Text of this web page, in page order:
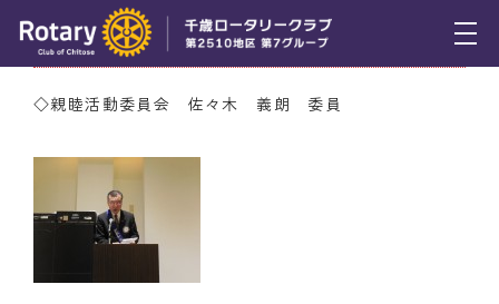
トピックス
理事会報告
3月9日（木） ニコニコBOX
◇親睦活動委員会 佐々木 義朗 委員